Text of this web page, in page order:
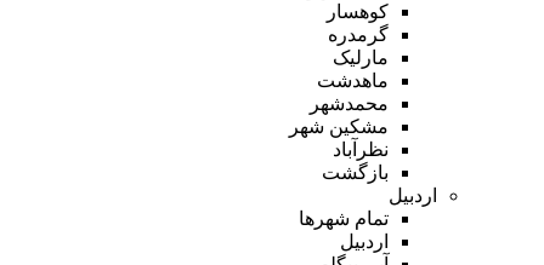
کوهسار
گرمدره
مارلیک
ماهدشت
محمدشهر
مشکین شهر
نظرآباد
بازگشت
اردبیل
تمام شهر‌ها
اردبیل